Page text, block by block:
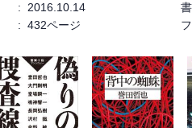
: 2016.10.14
: 432ページ